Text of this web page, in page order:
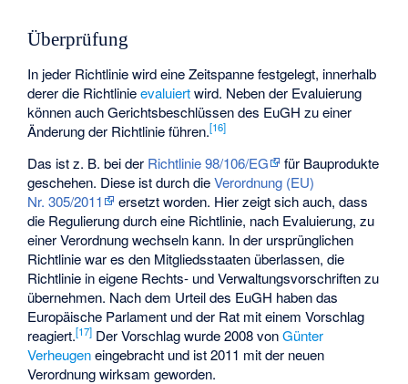
Überprüfung
In jeder Richtlinie wird eine Zeitspanne festgelegt, innerhalb
derer die Richtlinieevaluiertwird. Neben der Evaluierung
können auch Gerichtsbeschlüssen des EuGH zu einer
Änderung der Richtlinie führen.[16]
Das ist z. B. bei der Richtlinie 98/106/EG
für Bauprodukte
geschehen. Diese ist durch dieVerordnung (EU)
Nr. 305/2011
ersetzt worden. Hier zeigt sich auch, dass
die Regulierung durch eine Richtlinie, nach Evaluierung, zu
einer Verordnung wechseln kann. In der ursprünglichen
Richtlinie war es den Mitgliedsstaaten überlassen, die
Richtlinie in eigene Rechts- und Verwaltungsvorschriften zu
übernehmen. Nach dem Urteil des EuGH haben das
Europäische Parlament und der Rat mit einem Vorschlag
reagiert.[17] Der Vorschlag wurde 2008 vonGünter
Verheugeneingebracht und ist 2011 mit der neuen
Verordnung wirksam geworden.